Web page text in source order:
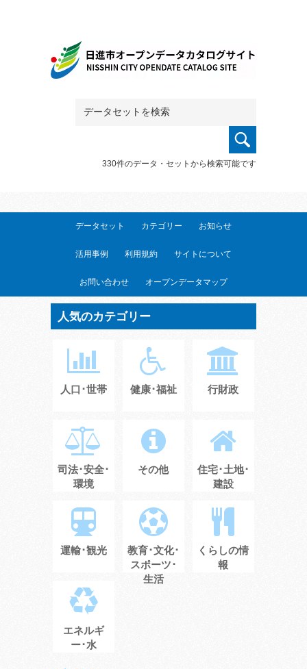
330件のデータ・セットから検索可能です
データセット カテゴリー お知らせ
活用事例 利用規約 サイトについて
お問い合わせ オープンデータマップ
人気のカテゴリー
人口･世帯 健康･福祉 行財政
司法･安全･
環境
その他
住宅･土地･
建設
運輸･観光
教育･文化･
スポーツ･
生活
くらしの情
報
エネルギ
ー･水